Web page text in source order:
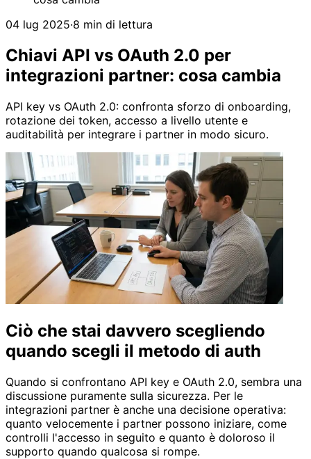
04 lug 2025·8 min di lettura
Chiavi API vs OAuth 2.0 per
integrazioni partner: cosa cambia
API key vs OAuth 2.0: confronta sforzo di onboarding,
rotazione dei token, accesso a livello utente e
auditabilità per integrare i partner in modo sicuro.
Ciò che stai davvero scegliendo
quando scegli il metodo di auth
Quando si confrontano API key e OAuth 2.0, sembra una
discussione puramente sulla sicurezza. Per le
integrazioni partner è anche una decisione operativa:
quanto velocemente i partner possono iniziare, come
controlli l'accesso in seguito e quanto è doloroso il
supporto quando qualcosa si rompe.